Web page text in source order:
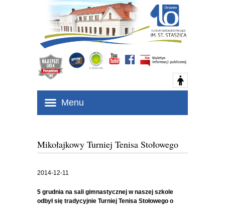
Menu
Mikołajkowy Turniej Tenisa Stołowego
2014-12-11
5 grudnia na sali gimnastycznej w naszej szkole
odbył się tradycyjnie Turniej Tenisa Stołowego o